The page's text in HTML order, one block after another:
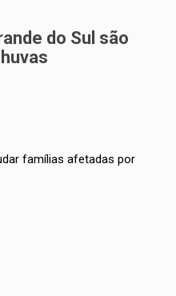
do Sul são